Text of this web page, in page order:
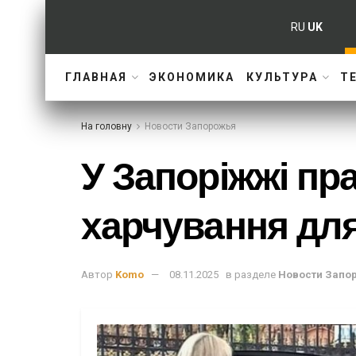
RU UK
ГЛАВНАЯ ЭКОНОМИКА КУЛЬТУРА
На головну Новости Запорожья
У Запоріжжі
харчування
Автор Komo 08.11.2025 в разделе Новости